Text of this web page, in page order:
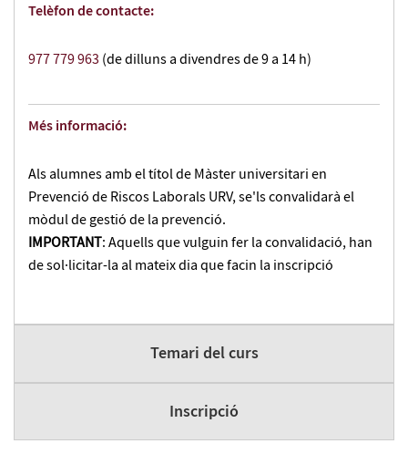
Telèfon de contacte:
977 779 963 (de dilluns a divendres de 9 a 14 h)
Més informació:
Als alumnes amb el títol de Màster universitari en
Prevenció de Riscos Laborals URV, se'ls convalidarà el
mòdul de gestió de la prevenció.
IMPORTANT: Aquells que vulguin fer la convalidació, han
de sol·licitar-la al mateix dia que facin la inscripció
Temari del curs
Inscripció